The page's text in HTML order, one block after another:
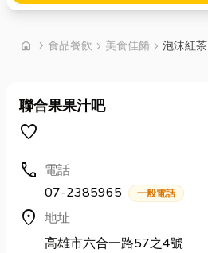
home chevron_right 首頁
食品餐飲 chevron_right 美食佳餚 chevron_right 泡沫紅茶
聯合果果汁吧
favorite
call 電話
07-2385965
一般電話
location_on 地址
高雄市六合一路57之4號